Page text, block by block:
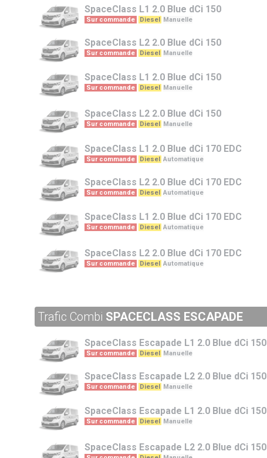
SpaceClass L1 2.0 Blue dCi 150
Sur commande Diesel Manuelle
SpaceClass L2 2.0 Blue dCi 150
Sur commande Diesel Manuelle
SpaceClass L1 2.0 Blue dCi 150
Sur commande Diesel Manuelle
SpaceClass L2 2.0 Blue dCi 150
Sur commande Diesel Manuelle
SpaceClass L1 2.0 Blue dCi 170 EDC
Sur commande Diesel Automatique
SpaceClass L2 2.0 Blue dCi 170 EDC
Sur commande Diesel Automatique
SpaceClass L1 2.0 Blue dCi 170 EDC
Sur commande Diesel Automatique
SpaceClass L2 2.0 Blue dCi 170 EDC
Sur commande Diesel Automatique
Trafic Combi SPACECLASS ESCAPADE
SpaceClass Escapade L1 2.0 Blue dCi 150
Sur commande Diesel Manuelle
SpaceClass Escapade L2 2.0 Blue dCi 150
Sur commande Diesel Manuelle
SpaceClass Escapade L1 2.0 Blue dCi 150
Sur commande Diesel Manuelle
SpaceClass Escapade L2 2.0 Blue dCi 150